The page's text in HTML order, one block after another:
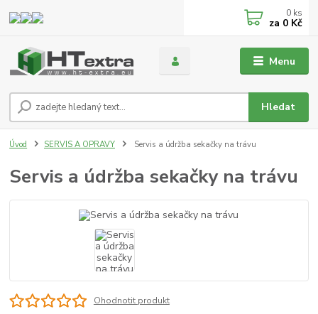
Menu
Hledat
0 ks
za 0 Kč
Úvod SERVIS A OPRAVY Servis a údržba sekačky na trávu
Servis a údržba sekačky na trávu
Ohodnotit produkt